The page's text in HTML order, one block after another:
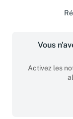
Vous
Activez les